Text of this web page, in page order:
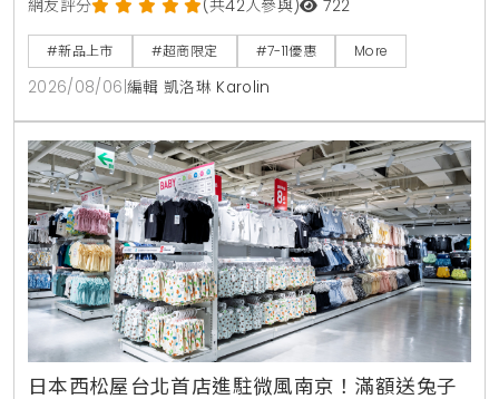
2026年8月5日至9月1日享嚐鮮價39元。顆粒狀冰磚可
直接食用，也能加入氣泡水或咖啡混搭出夏日特調飲
品。
網友評分 (共42人參與) 722
#新品上市 #超商限定 #7-11優惠 More
2026/08/06 編輯 凱洛琳 Karolin
日本西松屋台北首店進駐微風南京！滿額送兔子